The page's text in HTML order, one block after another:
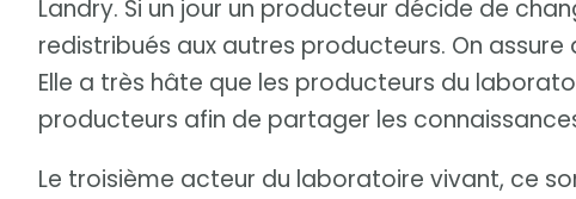
Landry. Si un jour un producteur décide de
redistribués aux autres producteurs. On assure
Elle a très hâte que les producteurs du
producteurs afin de partager les
Le troisième acteur du laboratoire vivant, ce